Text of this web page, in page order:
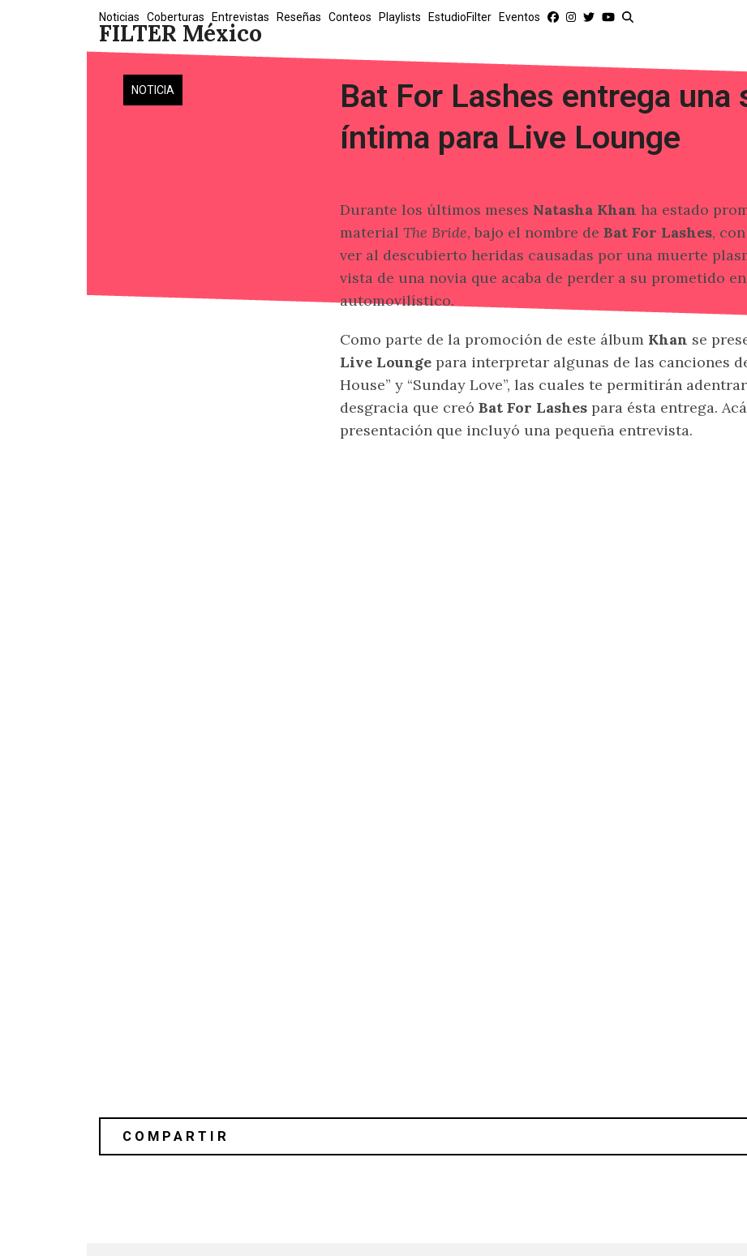
FILTER México
Noticias Coberturas Entrevistas Reseñas Conteos Playlists EstudioFilter Eventos
NOTICIA
Bat For Lashes entrega una
íntima para Live Lounge
Durante los últimos meses Natasha Khan ha estado
material The Bride, bajo el nombre de Bat For Lashes,
ver al descubierto heridas causadas por una muerte
vista de una novia que acaba de perder a su prometido
automovilístico.
Como parte de la promoción de este álbum Khan se
Live Lounge para interpretar algunas de las canciones
House” y “Sunday Love”, las cuales te permitirán
desgracia que creó Bat For Lashes para ésta entrega.
presentación que incluyó una pequeña entrevista.